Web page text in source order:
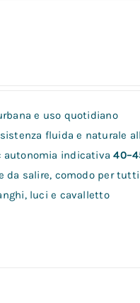
e uso quotidiano
fluida e naturale
: autonomia indicativa
da salire, comodo per tutti
luci e cavalletto